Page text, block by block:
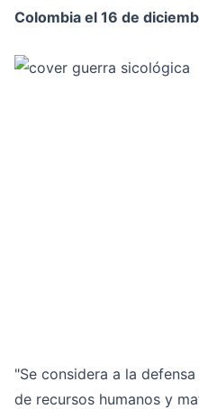
Colombia el 16 de
"Se considera a la
de recursos humanos y